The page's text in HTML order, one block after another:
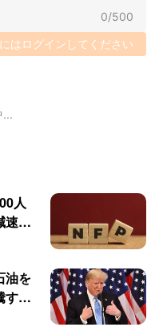
0/500
はログインしてください
...
人
速で
油を
する